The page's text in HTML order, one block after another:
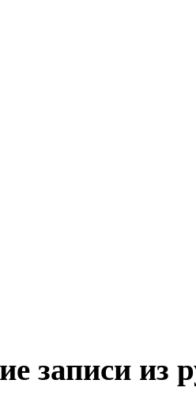
записи из